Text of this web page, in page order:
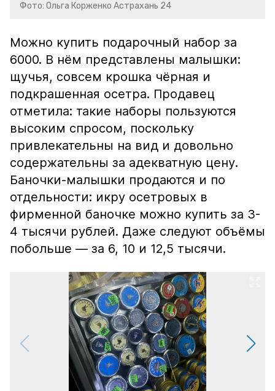
Фото: Ольга Корженко Астрахань 24
Можно купить подарочный набор за
6000. В нём представлены малышки:
щучья, совсем крошка чёрная и
подкрашенная осетра. Продавец
отметила: такие наборы пользуются
высоким спросом, поскольку
привлекательны на вид и довольно
содержательны за адекватную цену.
Баночки-малышки продаются и по
отдельности: икру осетровых в
фирменной баночке можно купить за 3-
4 тысячи рублей. Даже следуют объёмы
побольше — за 6, 10 и 12,5 тысячи.